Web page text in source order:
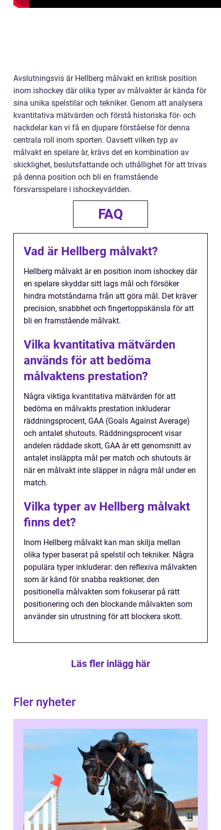
Avslutningsvis är Hellberg målvakt en kritisk position
inom ishockey där olika typer av målvakter är kända för
sina unika spelstilar och tekniker. Genom att analysera
kvantitativa mätvärden och förstå historiska för- och
nackdelar kan vi få en djupare förståelse för denna
centrala roll inom sporten. Oavsett vilken typ av
målvakt en spelare är, krävs det en kombination av
skicklighet, beslutsfattande och uthållighet för att trivas
på denna position och bli en framstående
försvarsspelare i ishockeyvärlden.
FAQ
Vad är Hellberg målvakt?
Hellberg målvakt är en position inom ishockey där
en spelare skyddar sitt lags mål och försöker
hindra motståndarna från att göra mål. Det kräver
precision, snabbhet och fingertoppskänsla för att
bli en framstående målvakt.
Vilka kvantitativa mätvärden
används för att bedöma
målvaktens prestation?
Några viktiga kvantitativa mätvärden för att
bedöma en målvakts prestation inkluderar
räddningsprocent, GAA (Goals Against Average)
och antalet shutouts. Räddningsprocent visar
andelen räddade skott, GAA är ett genomsnitt av
antalet insläppta mål per match och shutouts är
när en målvakt inte släpper in några mål under en
match.
Vilka typer av Hellberg målvakt
finns det?
Inom Hellberg målvakt kan man skilja mellan
olika typer baserat på spelstil och tekniker. Några
populära typer inkluderar: den reflexiva målvakten
som är känd för snabba reaktioner, den
positionella målvakten som fokuserar på rätt
positionering och den blockande målvakten som
använder sin utrustning för att blockera skott.
Läs fler inlägg här
Fler nyheter